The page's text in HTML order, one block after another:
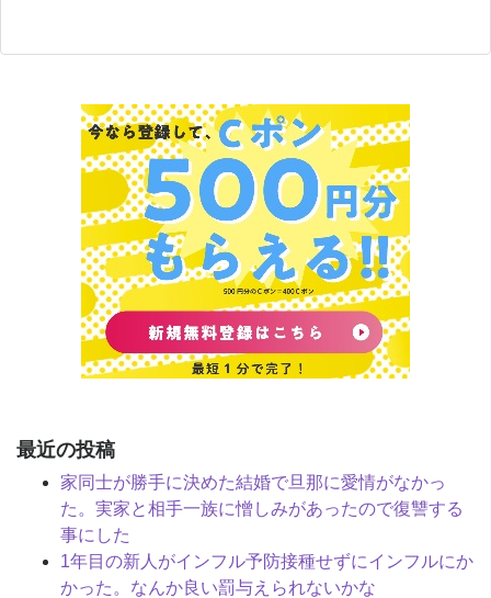
最近の投稿
家同士が勝手に決めた結婚で旦那に愛情がなかっ
た。実家と相手一族に憎しみがあったので復讐する
事にした
1年目の新人がインフル予防接種せずにインフルにか
かった。なんか良い罰与えられないかな